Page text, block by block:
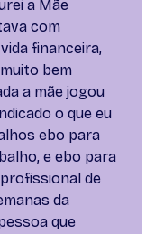
a Mãe
com
financeira,
bem
a mãe jogou
o que eu
ebo para
e ebo para
de
da
que